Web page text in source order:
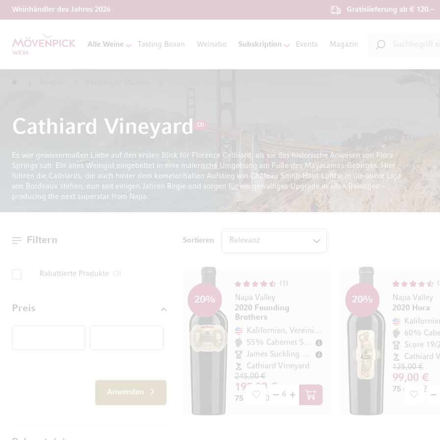
Weinhändler des Jahres 2026 Gratislieferung ab € 120.–
Zur Startseite
Alle Weine Tasting Boxen Weinabo Subskription Events Magazin
Suche
Cathiard Vineyard (3)
Es war gewissermaßen Liebe auf den ersten Blick für Florence Cathiard, als sie das historische Anwesen von Flora
Springs sah. Ein altes Weingut eingebettet in eine malerische Umgebung am Fuße des Mayacamas-Gebirges. Hier
führen die Cathiards, die auch hinter dem kometenhaften Aufstieg von Château Smith-Haut-Lafitte in die obere Liga
von Bordeaux stehen, nun seit einigen Jahren Regie und sorgen für ein gewaltiges Upgrade in allen Belangen –
producing the next superstar from Napa.
Filtern
Rabattierte Produkte 3
Preis
Anwenden
Sortieren
1
Napa Valley
2020 Founding
Brothers
20%
Kalifornien, Vereinigte Staaten
55% Cabernet Sauvignon
James Suckling 94/100
Cathiard Vineyard
195,00 €
245,00 €
75 cl (260,00 € / l) In den Warenkorb
Napa Valley
2020 Hora
20%
Score 19/
Cathiard
99,00 €
125,00 €
75 cl (132,00